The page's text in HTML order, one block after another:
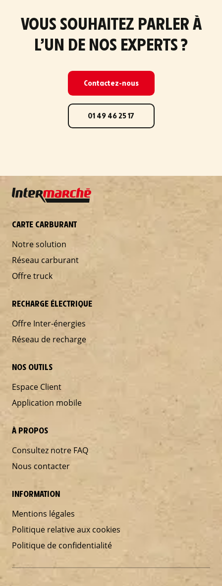
VOUS SOUHAITEZ PARLER À
L’UN DE NOS EXPERTS ?
Contactez-nous
01 49 46 25 17
CARTE CARBURANT
Notre solution
Réseau carburant
Offre truck
RECHARGE ÉLECTRIQUE
Offre Inter-énergies
Réseau de recharge
NOS OUTILS
Espace Client
Application mobile
À PROPOS
Consultez notre FAQ
Nous contacter
INFORMATION
Mentions légales
Politique relative aux cookies
Politique de confidentialité